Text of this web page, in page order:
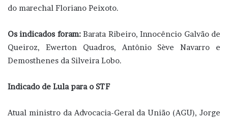
do marechal Floriano Peixoto.
Os indicados foram:Barata Ribeiro, Innocêncio Galvão de
Queiroz, Ewerton Quadros, Antônio Sève Navarro e
Demosthenes da Silveira Lobo.
Indicado de Lula para o STF
Atual ministro da Advocacia-Geral da União (AGU), Jorge